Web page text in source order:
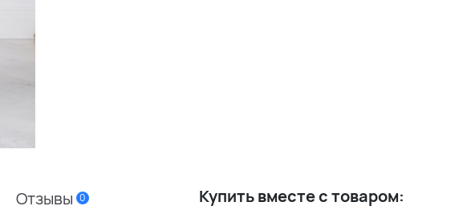
Купить вместе с товаром:
Отзывы 0